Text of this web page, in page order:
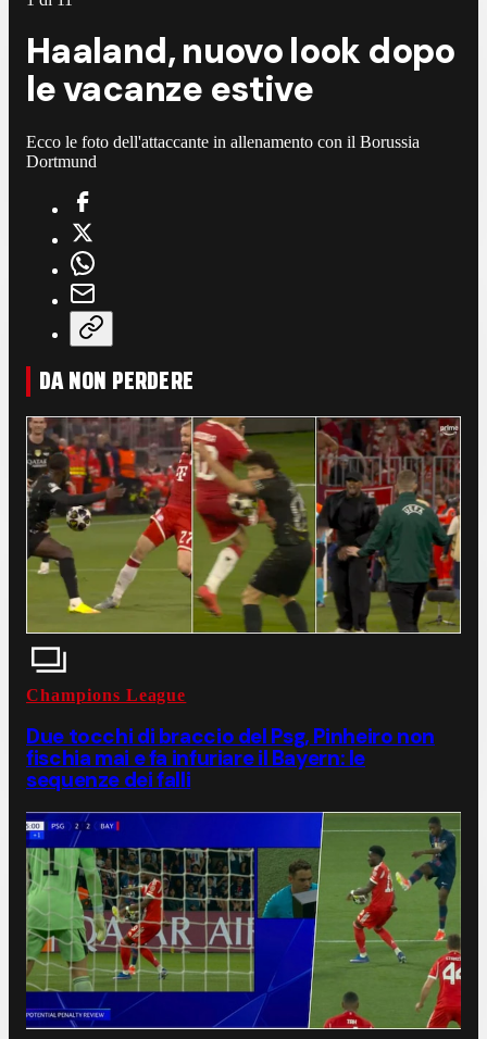
Haaland, nuovo look dopo
le vacanze estive
Ecco le foto dell'attaccante in allenamento con il Borussia
Dortmund
DA NON PERDERE
Champions League
Due tocchi di braccio del Psg, Pinheiro non
fischia mai e fa infuriare il Bayern: le
sequenze dei falli